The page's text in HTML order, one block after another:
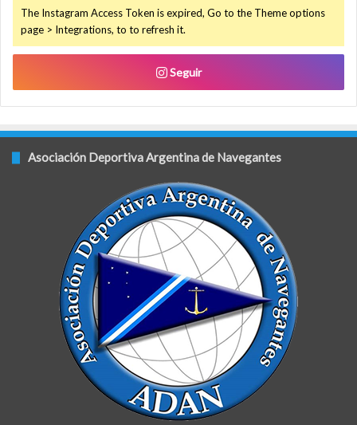
The Instagram Access Token is expired, Go to the Theme options
page > Integrations, to to refresh it.
Seguir
Asociación Deportiva Argentina de Navegantes